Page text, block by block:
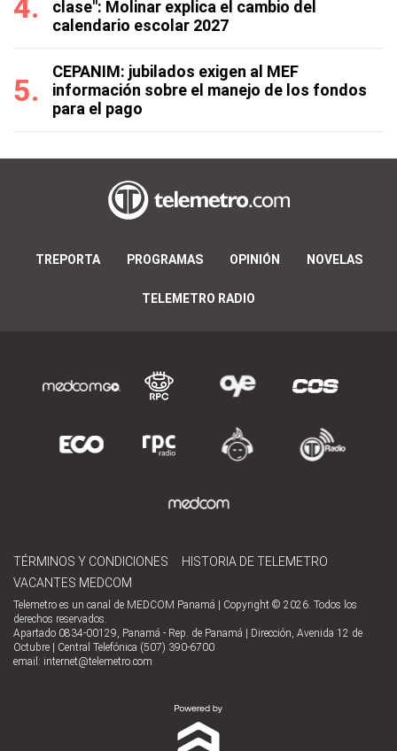
clase": Molinar explica el cambio del
calendario escolar 2027
CEPANIM: jubilados exigen al MEF
información sobre el manejo de los fondos
para el pago
TREPORTA PROGRAMAS OPINIÓN NOVELAS
TELEMETRO RADIO
TÉRMINOS Y CONDICIONES
HISTORIA DE TELEMETRO
VACANTES MEDCOM
Telemetro es un canal de MEDCOM Panamá | Copyright © 2026. Todos los
derechos reservados.
Apartado 0834-00129, Panamá - Rep. de Panamá | Dirección, Avenida 12 de
Octubre | Central Telefónica (507) 390-6700
email: internet@telemetro.com